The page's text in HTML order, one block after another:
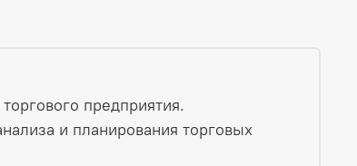
предприятия.
и планирования торговых